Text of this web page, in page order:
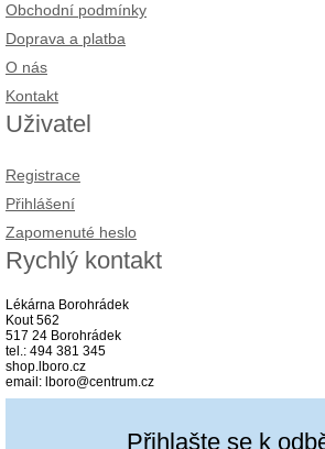
Obchodní podmínky
Doprava a platba
O nás
Kontakt
Uživatel
Registrace
Přihlášení
Zapomenuté heslo
Rychlý kontakt
Lékárna Borohrádek
Kout 562
517 24 Borohrádek
tel.: 494 381 345
shop.lboro.cz
email: lboro@centrum.cz
Přihlašte se k